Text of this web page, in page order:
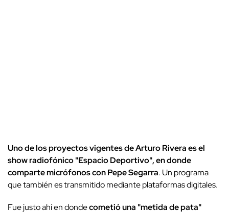
Uno de los proyectos vigentes de Arturo Rivera es el
show radiofónico "Espacio Deportivo", en donde
comparte micrófonos con Pepe Segarra. Un programa
que también es transmitido mediante plataformas digitales.
Fue justo ahí en dondecometió una "metida de pata"